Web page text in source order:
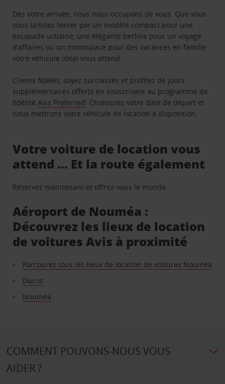
Dès votre arrivée, nous nous occupons de vous. Que vous
vous laissiez tenter par un modèle compact pour une
escapade urbaine, une élégante berline pour un voyage
d’affaires ou un monospace pour des vacances en famille -
votre véhicule idéal vous attend.
Clients fidèles, soyez surclassés et profitez de jours
supplémentaires offerts en souscrivant au programme de
fidélitéAvis Preferred. Choisissez votre date de départ et
nous mettrons votre véhicule de location à disposition.
Votre voiture de location vous
attend … Et la route également
Réservez maintenant et offrez-vous le monde.
Aéroport de Nouméa :
Découvrez les lieux de location
de voitures Avis à proximité
Parcourez tous les lieux de location de voitures Nouméa
Ducos
Nouméa
COMMENT POUVONS-NOUS VOUS
AIDER ?